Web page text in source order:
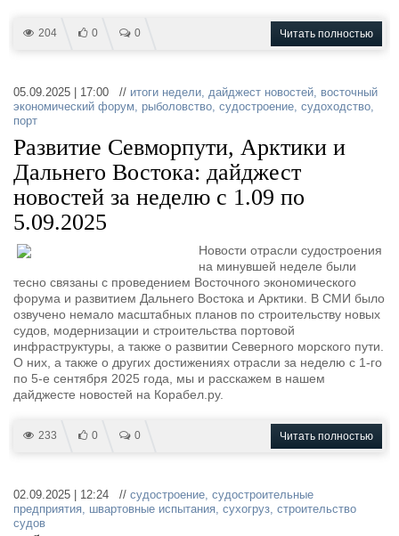
204 0 0 Читать полностью
05.09.2025 | 17:00 // итоги недели, дайджест новостей, восточный
экономический форум, рыболовство, судостроение, судоходство,
порт
Развитие Севморпути, Арктики и
Дальнего Востока: дайджест
новостей за неделю с 1.09 по
5.09.2025
Новости отрасли судостроения
на минувшей неделе были
тесно связаны с проведением Восточного экономического
форума и развитием Дальнего Востока и Арктики. В СМИ было
озвучено немало масштабных планов по строительству новых
судов, модернизации и строительства портовой
инфраструктуры, а также о развитии Северного морского пути.
О них, а также о других достижениях отрасли за неделю с 1-го
по 5-е сентября 2025 года, мы и расскажем в нашем
дайджесте новостей на Корабел.ру.
233 0 0 Читать полностью
02.09.2025 | 12:24 // судостроение, судостроительные
предприятия, швартовные испытания, сухогруз, строительство
судов